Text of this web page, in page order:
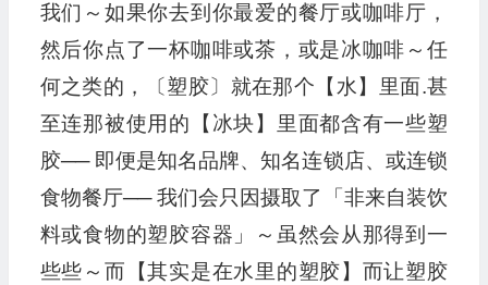
我们～如果你去到你最爱的餐厅或咖啡厅，
然后你点了一杯咖啡或茶，或是冰咖啡～任
何之类的，〔塑胶〕就在那个【水】里面.甚
至连那被使用的【冰块】里面都含有一些塑
胶── 即便是知名品牌、知名连锁店、或连锁
食物餐厅── 我们会只因摄取了「非来自装饮
料或食物的塑胶容器」～虽然会从那得到一
些些～而【其实是在水里的塑胶】而让塑胶